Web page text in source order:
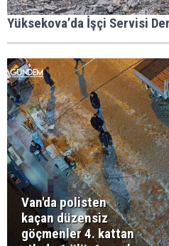
Yüksekova’da İşçi Servisi
Van'da polisten
kaçan düzensiz
göçmenler 4. kattan